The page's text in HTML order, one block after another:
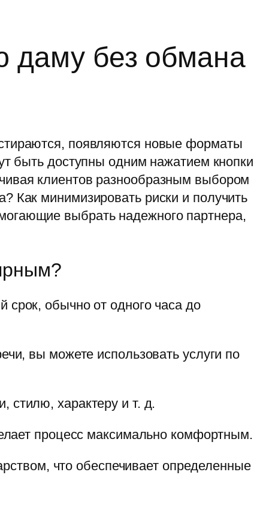
даму без обмана
появляются новые форматы
быть доступны одним нажатием кнопки
клиентов разнообразным выбором
Как минимизировать риски и получить
выбрать надежного партнера,
срок, обычно от одного часа до
вы можете использовать услуги по
стилю, характеру и т. д.
процесс максимально комфортным.
что обеспечивает определенные